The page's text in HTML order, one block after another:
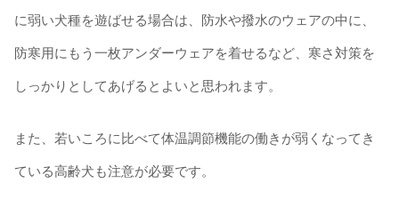
に弱い犬種を遊ばせる場合は、防水や撥水のウェアの中に、
防寒用にもう一枚アンダーウェアを着せるなど、寒さ対策を
しっかりとしてあげるとよいと思われます。
また、若いころに比べて体温調節機能の働きが弱くなってき
ている高齢犬も注意が必要です。